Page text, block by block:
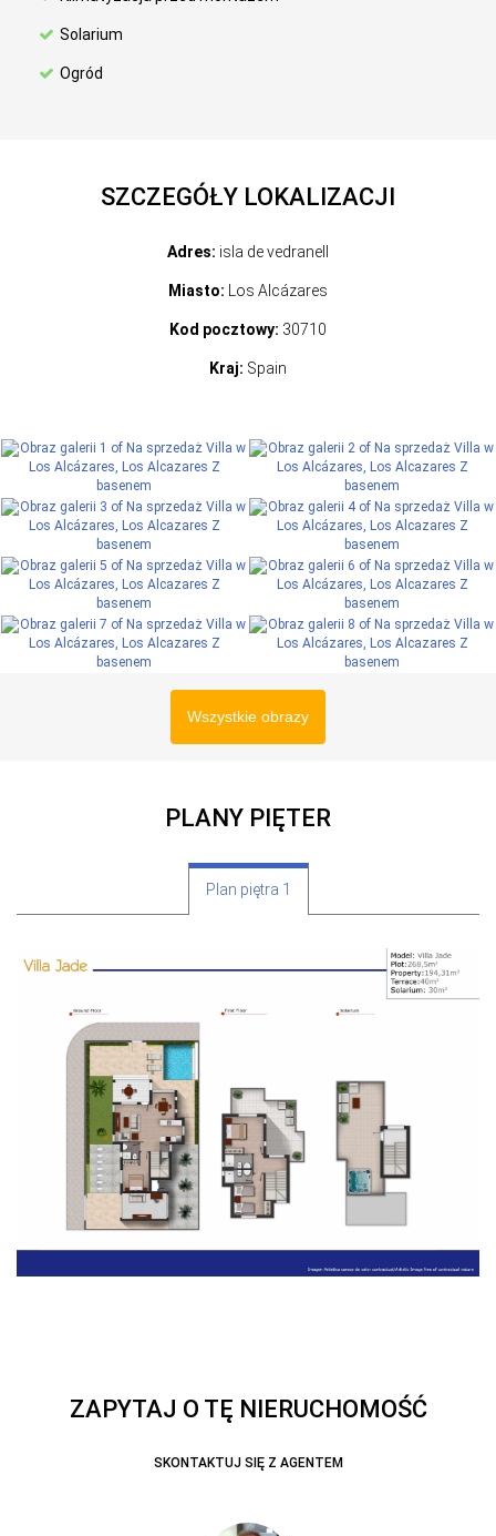
Solarium
Ogród
SZCZEGÓŁY LOKALIZACJI
Adres: isla de vedranell
Miasto: Los Alcázares
Kod pocztowy: 30710
Kraj: Spain
Wszystkie obrazy
PLANY PIĘTER
Plan piętra 1
ZAPYTAJ O TĘ NIERUCHOMOŚĆ
SKONTAKTUJ SIĘ Z AGENTEM